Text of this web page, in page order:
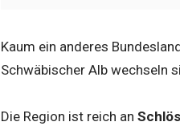
Kaum ein anderes
Schwäbischer Alb wechseln
Die Region ist reich an